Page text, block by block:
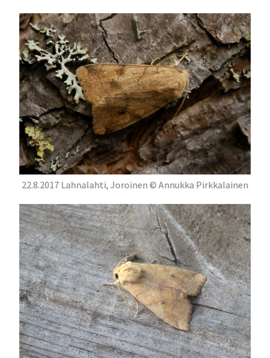
22.8.2017 Lahnalahti, Joroinen © Annukka Pirkkalainen